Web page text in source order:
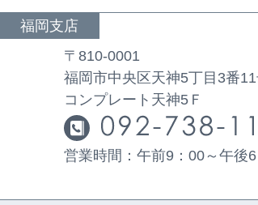
福岡支店
〒810-0001
福岡市中央区天神5丁目3番
コンプレート天神5Ｆ
営業時間：午前9：00～午後